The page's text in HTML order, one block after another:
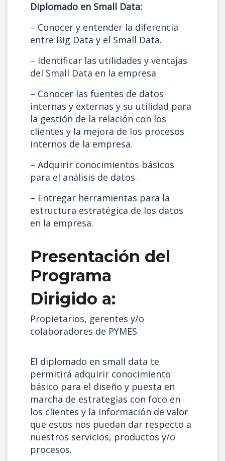
Diplomado en Small Data:
– Conocer y entender la diferencia
entre Big Data y el Small Data.
– Identificar las utilidades y ventajas
del Small Data en la empresa
– Conocer las fuentes de datos
internas y externas y su utilidad para
la gestión de la relación con los
clientes y la mejora de los procesos
internos de la empresa.
– Adquirir conocimientos básicos
para el análisis de datos.
– Entregar herramientas para la
estructura estratégica de los datos
en la empresa.
Presentación del
Programa
Dirigido a:
Propietarios, gerentes y/o
colaboradores de PYMES
El diplomado en small data te
permitirá adquirir conocimiento
básico para el diseño y puesta en
marcha de estrategias con foco en
los clientes y la información de valor
que estos nos puedan dar respecto a
nuestros servicios, productos y/o
procesos.